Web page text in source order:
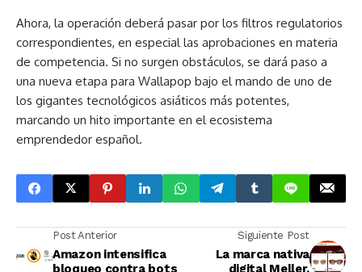
Ahora, la operación deberá pasar por los filtros regulatorios
correspondientes, en especial las aprobaciones en materia
de competencia. Si no surgen obstáculos, se dará paso a
una nueva etapa para Wallapop bajo el mando de uno de
los gigantes tecnológicos asiáticos más potentes,
marcando un hito importante en el ecosistema
emprendedor español.
Post Anterior
Amazon intensifica
bloqueo contra bots
Siguiente Post
La marca nativa
digital Meller,